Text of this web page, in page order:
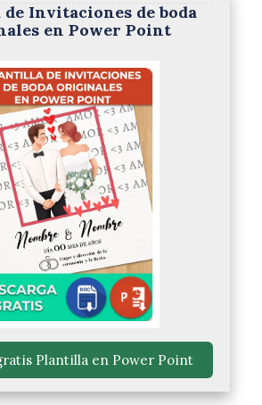
Invitaciones de boda
en Power Point
Plantilla en Power Point